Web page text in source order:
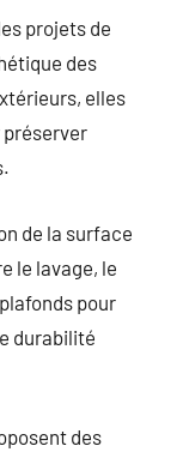
projets de
des
elles
de la surface
le lavage, le
pour
durabilité
des